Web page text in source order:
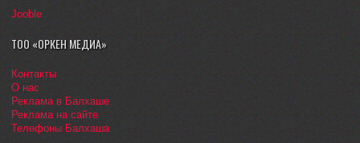
Jooble
ТОО «ОРКЕН МЕДИА»
Контакты
О нас
Реклама в Балхаше
Реклама на сайте
Телефоны Балхаша